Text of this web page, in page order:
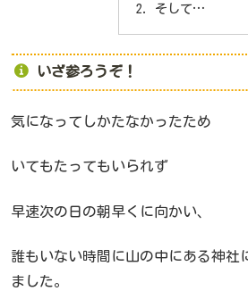
そして…
いざ参ろうぞ！
気になってしかたなかったため
いてもたってもいられず
早速次の日の朝早くに向かい、
誰もいない時間に山の中にある神社
ました。